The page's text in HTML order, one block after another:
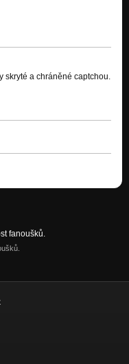
skryté a chráněné captchou.
fanoušků.